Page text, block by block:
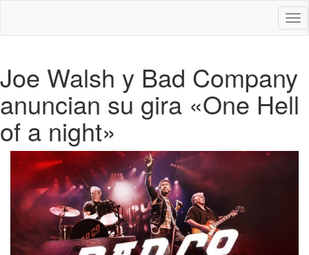
Joe Walsh y Bad Company
anuncian su gira «One Hell
of a night»